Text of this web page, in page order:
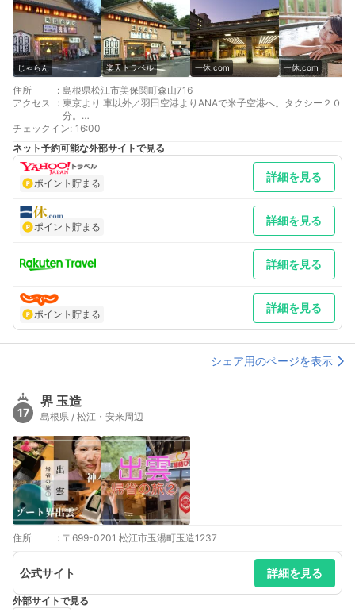
じゃらん 楽天トラベル 一休.com 一休.com
住所 : 島根県松江市美保関町森山716
アクセス
: 東京より 車以外／羽田空港よりANAで米子空港へ。タクシー２０
分。
大阪より 車以外／山陽新幹線岡山駅下車、伯備線特急やくもに乗
換～米子駅下車
最寄り駅１ 境港
補足 車／駐車場は５０台まで収容可能
チェックイン: 16:00
ネット予約可能な外部サイトで見る
ポイント貯まる 詳細を見る
ポイント貯まる 詳細を見る
詳細を見る
ポイント貯まる 詳細を見る
シェア用のページを表示
17
界 玉造
島根県 / 松江・安来周辺
住所 : 〒699-0201 松江市玉湯町玉造1237
公式サイト 詳細を見る
外部サイトで見る